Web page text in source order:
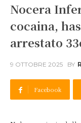
Nocera
cocaina,
arrestato
9 OTTOBRE 2025 BY
Facebook